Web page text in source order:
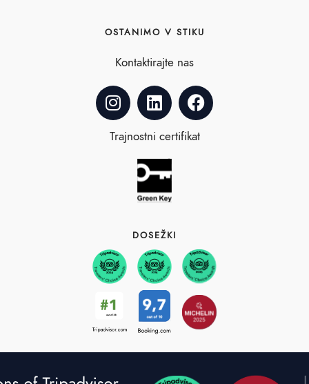
OSTANIMO V STIKU
Kontaktirajte nas
Trajnostni certifikat
DOSEŽKI